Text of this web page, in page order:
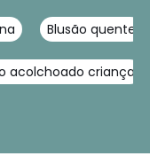
Blusão quente
acolchoado criança